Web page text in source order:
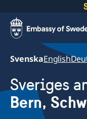
SvenskaEnglish
Sveriges
Bern,